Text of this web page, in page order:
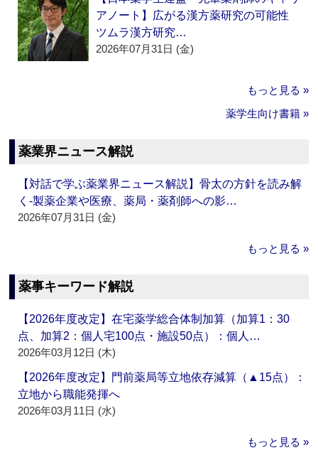
アノート】広がる漢方薬研究の可能性
ツムラ漢方研究…
2026年07月31日 (金)
もっと見る »
薬学生向け書籍 »
薬業界ニュース解説
【対話で学ぶ薬業界ニュース解説】骨太の方針を読み解
く‐製薬企業や医療、薬局・薬剤師への影…
2026年07月31日 (金)
もっと見る »
薬事キーワード解説
【2026年度改定】在宅薬学総合体制加算（加算1：30
点、加算2：個人宅100点・施設50点）：個人…
2026年03月12日 (木)
【2026年度改定】門前薬局等立地依存減算（▲15点）：
立地から職能発揮へ
2026年03月11日 (水)
もっと見る »